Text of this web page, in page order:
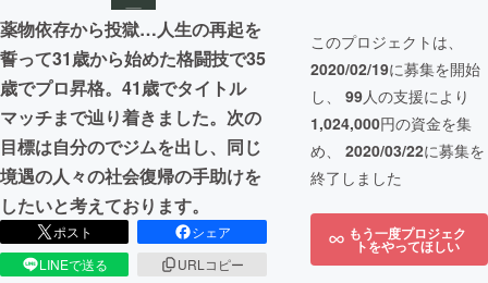
薬物依存から投獄…人生の再起を
誓って31歳から始めた格闘技で35
歳でプロ昇格。41歳でタイトル
マッチまで辿り着きました。次の
目標は自分のでジムを出し、同じ
境遇の人々の社会復帰の手助けを
したいと考えております。
ポスト
シェア
LINEで送る
URLコピー
このプロジェクトは、
2020/02/19に募集を開始
し、 99人の支援により
1,024,000円の資金を集
め、 2020/03/22に募集を
終了しました
もう一度プロジェク
トをやってほしい